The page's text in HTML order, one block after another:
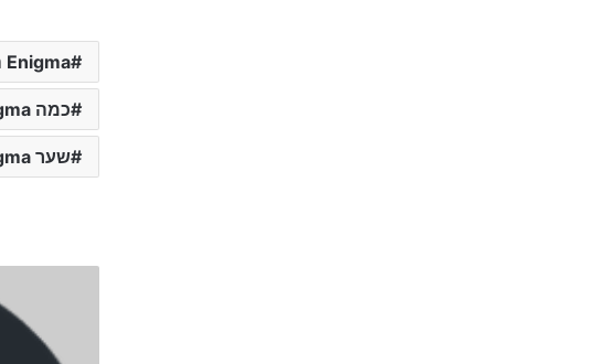
Enigma היום
כמה Enigma היום
שער Enigma